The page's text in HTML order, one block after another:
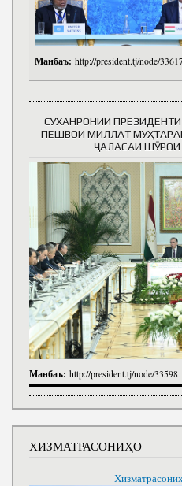
Манбаъ: http://president.tj/node/
СУХАНРОНИИ
ПЕШВОИ МИЛЛАТ
ҶАЛАСАИ
Манбаъ: http://president.tj/node/33598
ХИЗМАТРАСОНИҲО